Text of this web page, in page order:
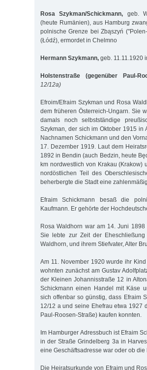
Rosa Szykman/Schickmann, geb.
(heute Rumänien), aus Hamburg
polnische Grenze bei Zbąszyń
(Łódź), ermordet in Chelmno
Hermann Szykmann, geb. 11.11.1920
Holstenstraße (gegenüber Paul-
12/12a)
Efroim/Efraim Szykman und Rosa
dem früheren Österreich-Ungarn. Sie
damals noch selbstständige
Szykman, der sich im Oktober 1915
Nachnamen Schickmann und den
17. Dezember 1919. Laut dem
1892 in Bendin (auch Bedzin, heute
km nordwestlich von Krakau (Krakow)
nordöstlichen Teil des
beherbergte die Stadt eine
Efraim Schickmann besaß die
Kaufmann. Er gehörte der
Rosa Waldhorn war am 14. Juni
Sie lebte zur Zeit der
Waldhorn, und ihrem Stiefvater, Alter
Am 11. November 1920 wurde ihr
wohnten zunächst am Gustav
der Kleinen Johannisstraße 12 in
Schickmann einen Handel mit Käse
sich offenbar so günstig, dass Efraim
12/12 a und seine Ehefrau etwa 1927
Paul-Roosen-Straße) kaufen konnten.
Im Hamburger Adressbuch ist Efraim
in der Straße Grindelberg 3a in
eine Geschäftsadresse war oder ob
Die Heiratsurkunde von Efraim und